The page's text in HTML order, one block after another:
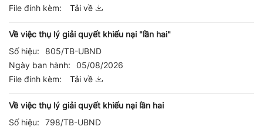
File đính kèm:
Tải về
Về việc thụ lý giải quyết khiếu nại "lần hai"
Số hiệu:
805/TB-UBND
Ngày ban hành:
05/08/2026
File đính kèm:
Tải về
Về việc thụ lý giải quyết khiếu nại lần hai
Số hiệu:
798/TB-UBND